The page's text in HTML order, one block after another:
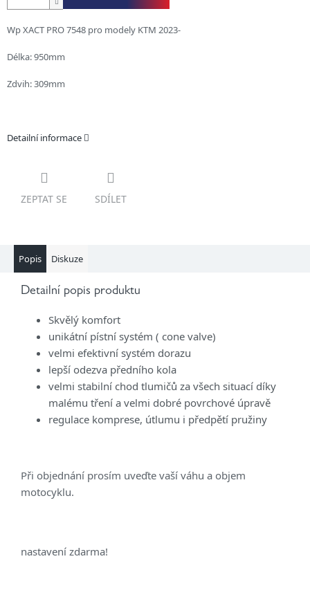
Wp XACT PRO 7548 pro modely KTM 2023-
Délka: 950mm
Zdvih: 309mm
Detailní informace
ZEPTAT SE SDÍLET
Popis Diskuze
Detailní popis produktu
Skvělý komfort
unikátní pístní systém ( cone valve)
velmi efektivní systém dorazu
lepší odezva předního kola
velmi stabilní chod tlumičů za všech situací díky
malému tření a velmi dobré povrchové úpravě
regulace komprese, útlumu i předpětí pružiny
Při objednání prosím uveďte vaší váhu a objem
motocyklu.
nastavení zdarma!